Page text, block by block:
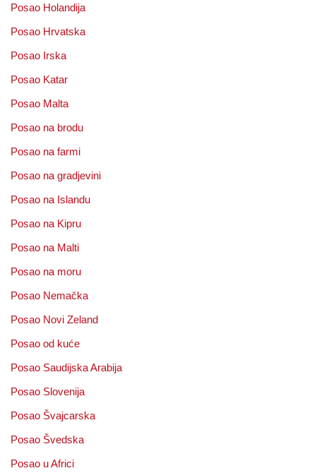
Posao Holandija
Posao Hrvatska
Posao Irska
Posao Katar
Posao Malta
Posao na brodu
Posao na farmi
Posao na gradjevini
Posao na Islandu
Posao na Kipru
Posao na Malti
Posao na moru
Posao Nemačka
Posao Novi Zeland
Posao od kuće
Posao Saudijska Arabija
Posao Slovenija
Posao Švajcarska
Posao Švedska
Posao u Africi